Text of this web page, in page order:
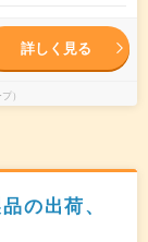
詳しく見る
）
の出荷、